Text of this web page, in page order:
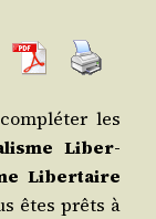
les
Liber­
Liber­taire
êtes prêts à